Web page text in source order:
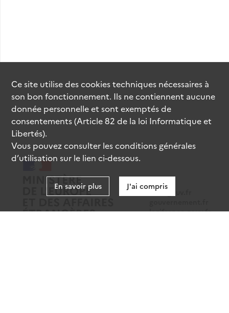
data.gouv.fr
legifrance.gouv.fr
Ce site utilise descookiestechniques nécessaires à
son bon fonctionnement. Ils ne contiennent aucune
donnée personnelle et sont exemptés de
consentements (Article 82 de la loi Informatique et
Libertés).
Vous pouvez consulter les conditions générales
d’utilisation sur le lien ci-dessous.
En savoir plus J'ai compris